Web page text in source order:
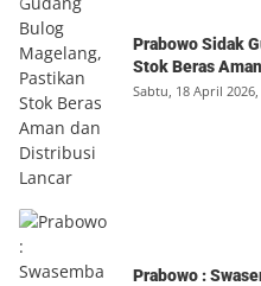
Prabowo Sidak
Stok Beras
Sabtu, 18 April 2026,
Prabowo :